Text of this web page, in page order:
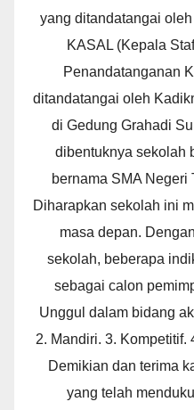
yang ditandatangai
KASAL (Kepala
Penandatanganan
ditandatangai oleh
di Gedung Grahadi
dibentuknya sekolah
bernama SMA Negeri
Diharapkan sekolah ini
masa depan.
sekolah, beberapa
sebagai calon
Unggul dalam bidang
2. Mandiri. 3. Kompetitif.
Demikian dan terima
yang telah